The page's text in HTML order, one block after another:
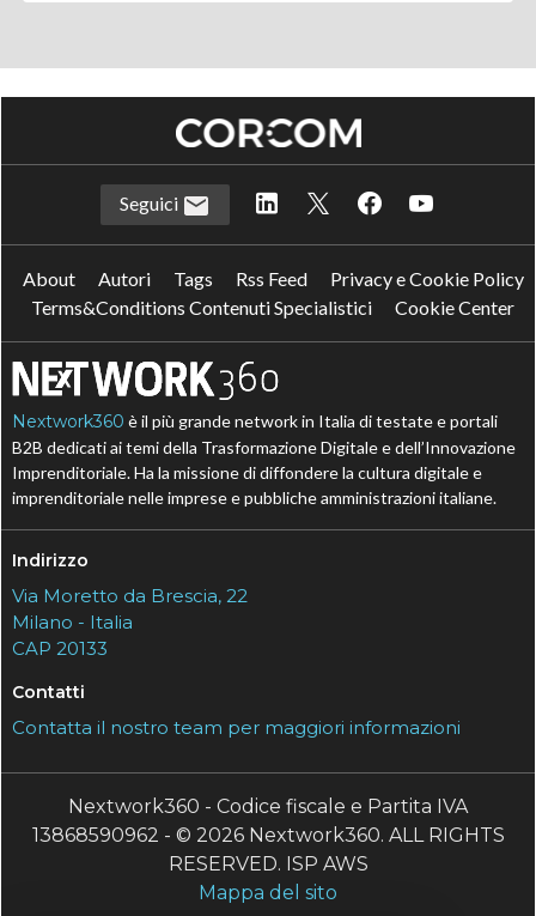
Seguici
About Autori Tags Rss Feed
Privacy e Cookie Policy
Terms&Conditions Contenuti Specialistici
Cookie Center
Nextwork360 è il più grande network in Italia di testate e portali
B2B dedicati ai temi della Trasformazione Digitale e dell’Innovazione
Imprenditoriale. Ha la missione di diffondere la cultura digitale e
imprenditoriale nelle imprese e pubbliche amministrazioni italiane.
Indirizzo
Via Moretto da Brescia, 22
Milano - Italia
CAP 20133
Contatti
Contatta il nostro team per maggiori informazioni
Nextwork360 - Codice fiscale e Partita IVA
13868590962 - © 2026 Nextwork360. ALL RIGHTS
RESERVED. ISP AWS
Mappa del sito